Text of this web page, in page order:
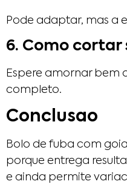
Pode adaptar, mas a
6. Como cortar
Espere amornar bem
completo.
Conclusao
Bolo de fuba com
porque entrega
e ainda permite